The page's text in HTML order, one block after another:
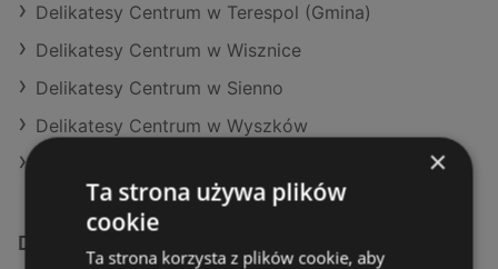
Delikatesy Centrum w Terespol (Gmina)
Delikatesy Centrum w Wisznice
Delikatesy Centrum w Sienno
Delikatesy Centrum w Wyszków
Dodatkowe łącza
×
Ta strona używa plików
cookie
Ta strona korzysta z plików cookie, aby